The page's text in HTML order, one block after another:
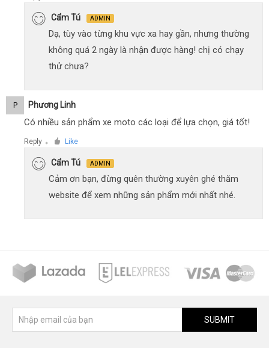
Cẩm Tú ADMIN
Dạ, tùy vào từng khu vực xa hay gần, nhưng thường
không quá 2 ngày là nhận được hàng! chị có chạy
thử chưa?
P Phương Linh
Có nhiều sản phẩm xe moto các loại để lựa chọn, giá tốt!
Reply ● Like
Cẩm Tú ADMIN
Cảm ơn bạn, đừng quên thường xuyên ghé thăm
website để xem những sản phẩm mới nhất nhé.
SUBMIT